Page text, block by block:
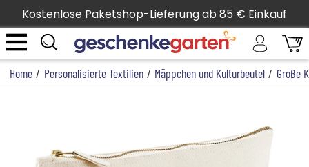
Kostenlose Paketshop-Lieferung ab 85 € Einkauf
Home / Personalisierte Textilien / Mäppchen und Kulturbeutel / Große